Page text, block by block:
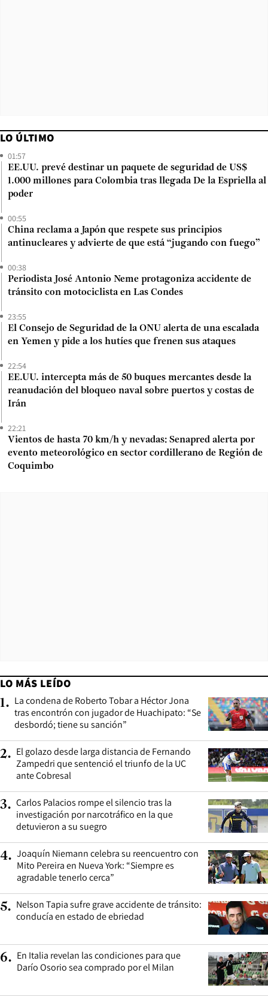
LO ÚLTIMO
01:57
EE.UU. prevé destinar un paquete de seguridad de US$
1.000 millones para Colombia tras llegada De la Espriella al
poder
00:55
China reclama a Japón que respete sus principios
antinucleares y advierte de que está “jugando con fuego”
00:38
Periodista José Antonio Neme protagoniza accidente de
tránsito con motociclista en Las Condes
23:55
El Consejo de Seguridad de la ONU alerta de una escalada
en Yemen y pide a los hutíes que frenen sus ataques
22:54
EE.UU. intercepta más de 50 buques mercantes desde la
reanudación del bloqueo naval sobre puertos y costas de
Irán
22:21
Vientos de hasta 70 km/h y nevadas: Senapred alerta por
evento meteorológico en sector cordillerano de Región de
Coquimbo
LO MÁS LEÍDO
1. La condena de Roberto Tobar a Héctor Jona
tras encontrón con jugador de Huachipato: “Se
desbordó; tiene su sanción”
2. El golazo desde larga distancia de Fernando
Zampedri que sentenció el triunfo de la UC
ante Cobresal
3. Carlos Palacios rompe el silencio tras la
investigación por narcotráfico en la que
detuvieron a su suegro
4. Joaquín Niemann celebra su reencuentro con
Mito Pereira en Nueva York: “Siempre es
agradable tenerlo cerca”
5. Nelson Tapia sufre grave accidente de tránsito:
conducía en estado de ebriedad
6. En Italia revelan las condiciones para que
Darío Osorio sea comprado por el Milan